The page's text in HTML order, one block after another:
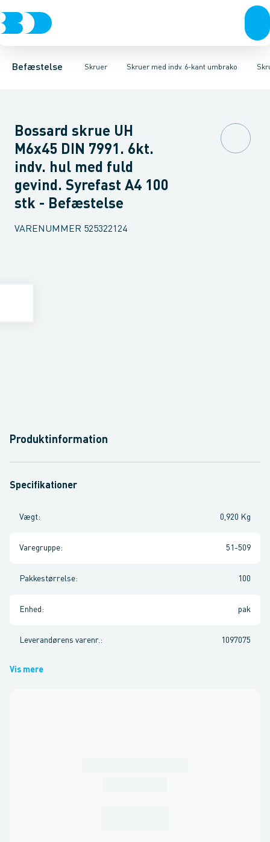
Befæstelse Skruer
Bolte & sætskruerMøtrikkerSkiverSkruerSøm & dykkere
Skruer med indv. 6-kant umbrako
Karmskruer Facadeskruer ByggeskruerSpånskruer
Skruer CH Sort Skruer CH Elgalvaniseret FZBSkruer CH
Bossard skrue UH
M6x45 DIN 7991. 6kt.
indv. hul med fuld
gevind. Syrefast A4 100
stk - Befæstelse
VARENUMMER 525322124
Produktinformation
Specifikationer
Vægt: 0,920 Kg
Varegruppe: 51-509
Pakkestørrelse: 100
Enhed : pak
Leverandørens varenr. : 1097075
Vis mere